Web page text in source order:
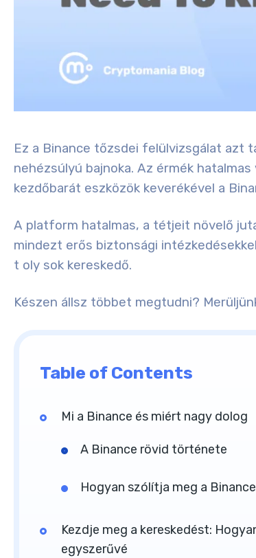
Ez a Binance tőzsdei felülvizsgálat azt
nehézsúlyú bajnoka. Az érmék
kezdőbarát eszközök keverékével a
A platform hatalmas, a tétjeit növelő
mindezt erős biztonsági
t oly sok kereskedő.
Készen állsz többet megtudni?
Table of Contents
Mi a Binance és miért nagy dolog
A Binance rövid története
Hogyan szólítja meg a
Kezdje meg a kereskedést:
egyszerűvé